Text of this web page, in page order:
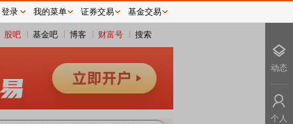
股吧 基金吧 博客 财富号 搜索
登录 我的菜单 证券交易 基金交易
动态
个人